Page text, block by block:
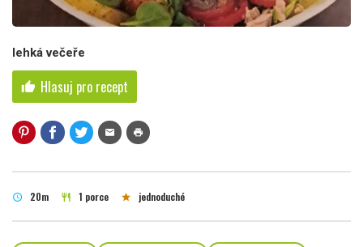
lehká večeře
thumb_up Hlasuj pro recept
mail print
schedule 20m restaurant 1 porce star jednoduché